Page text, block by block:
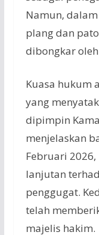
Namun,
plang dan
dibongkar
Kuasa hukum
yang
dipimpin
menjelaskan
Februari
lanjutan
penggugat.
telah
majelis hakim.